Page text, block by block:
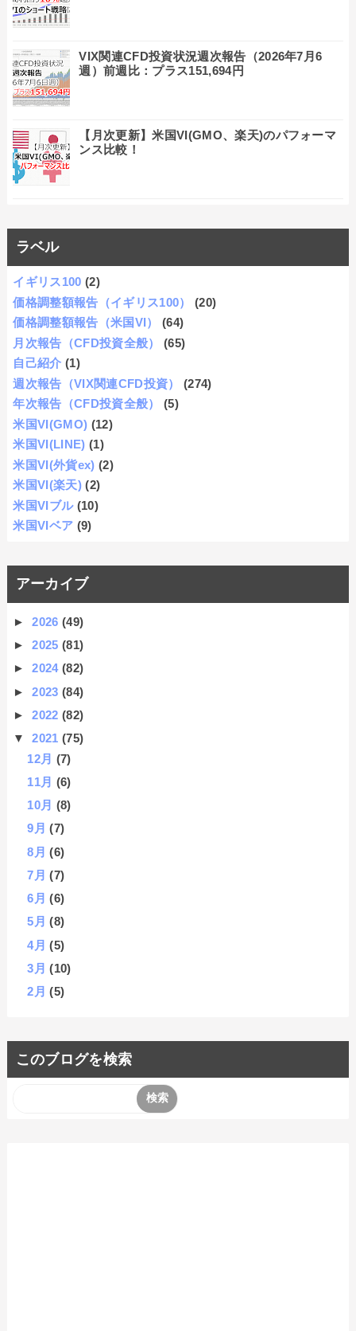
VIX関連CFD投資状況週次報告（2026年7月6
週）前週比：プラス151,694円
【月次更新】米国VI(GMO、楽天)のパフォーマ
ンス比較！
ラベル
イギリス100 (2)
価格調整額報告（イギリス100）
(20)
価格調整額報告（米国VI）
(64)
月次報告（CFD投資全般）
(65)
自己紹介 (1)
週次報告（VIX関連CFD投資）
(274)
年次報告（CFD投資全般）
(5)
米国VI(GMO) (12)
米国VI(LINE) (1)
米国VI(外貨ex) (2)
米国VI(楽天) (2)
米国VIブル (10)
米国VIベア (9)
アーカイブ
►2026(49)
►2025(81)
►2024(82)
►2023(84)
►2022(82)
▼2021(75)
12月 (7)
11月 (6)
10月 (8)
9月(7)
8月(6)
7月(7)
6月(6)
5月(8)
4月(5)
3月(10)
2月(5)
このブログを検索